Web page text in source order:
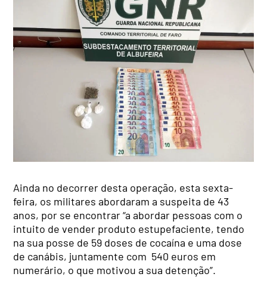
Ainda no decorrer desta operação, esta sexta-
feira, os militares abordaram a suspeita de 43
anos, por se encontrar “a abordar pessoas com o
intuito de vender produto estupefaciente, tendo
na sua posse de 59 doses de cocaína e uma dose
de canábis, juntamente com 540 euros em
numerário, o que motivou a sua detenção”.